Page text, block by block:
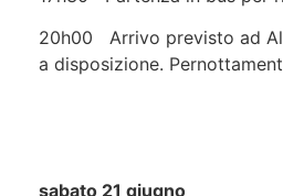
20h00 Arrivo previsto ad
a disposizione.
sabato 21 giugno